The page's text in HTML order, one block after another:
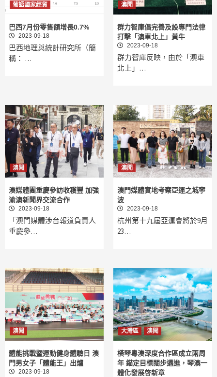
葡語國家經貿
巴西7月份零售額增長0.7%
2023-09-18
巴西地理與統計研究所（簡
稱： …
澳聞
群力智庫倡完善及設專門法律
打擊「澳車北上」黃牛
2023-09-18
群力智庫反映，由於「澳車
北上」…
澳聞
澳媒體團重慶參訪收穫豐 加強
渝澳新聞界交流合作
2023-09-18
「澳門媒體涉台報道負責人
重慶參…
澳聞
澳門媒體實地考察亞運之城寧
波
2023-09-18
杭州第十九屆亞運會將於9月
23…
澳聞
體能挑戰暨運動健身體驗日 澳
門男女子「體能王」出爐
2023-09-18
大灣區 澳聞
橫琴粵澳深度合作區成立兩周
年 錨定目標闊步邁進，琴澳一
體化發展啓新章